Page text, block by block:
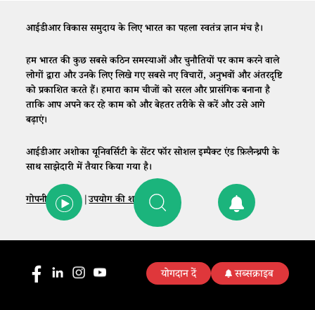
आईडीआर विकास समुदाय के लिए भारत का पहला स्वतंत्र ज्ञान मंच है।
हम भारत की कुछ सबसे कठिन समस्याओं और चुनौतियों पर काम करने वाले
लोगों द्वारा और उनके लिए लिखे गए सबसे नए विचारों, अनुभवों और अंतरदृष्टि
को प्रकाशित करते हैं। हमारा काम चीजों को सरल और प्रासंगिक बनाना है
ताकि आप अपने कर रहे काम को और बेहतर तरीके से करें और उसे आगे
बढ़ाएं।
आईडीआर अशोका यूनिवर्सिटी के सेंटर फॉर सोशल इम्पैक्ट एंड फ़िलैन्थ्रपी के
साथ साझेदारी में तैयार किया गया है।
गोपनीयता नीति |उपयोग की शर्तें |संपर्क
योगदान दें सब्सक्राइब